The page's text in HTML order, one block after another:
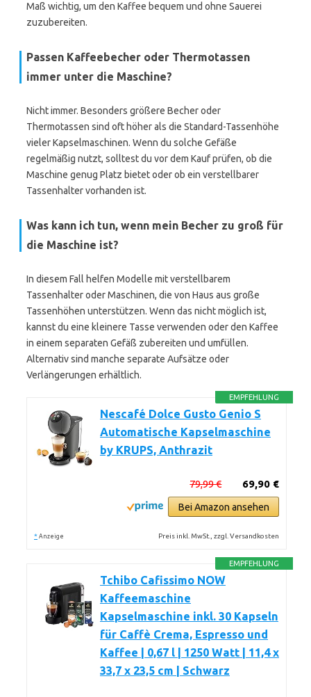
Maß wichtig, um den Kaffee bequem und ohne Sauerei
zuzubereiten.
Passen Kaffeebecher oder Thermotassen
immer unter die Maschine?
Nicht immer. Besonders größere Becher oder
Thermotassen sind oft höher als die Standard-Tassenhöhe
vieler Kapselmaschinen. Wenn du solche Gefäße
regelmäßig nutzt, solltest du vor dem Kauf prüfen, ob die
Maschine genug Platz bietet oder ob ein verstellbarer
Tassenhalter vorhanden ist.
Was kann ich tun, wenn mein Becher zu groß für
die Maschine ist?
In diesem Fall helfen Modelle mit verstellbarem
Tassenhalter oder Maschinen, die von Haus aus große
Tassenhöhen unterstützen. Wenn das nicht möglich ist,
kannst du eine kleinere Tasse verwenden oder den Kaffee
in einem separaten Gefäß zubereiten und umfüllen.
Alternativ sind manche separate Aufsätze oder
Verlängerungen erhältlich.
EMPFEHLUNG
Nescafé Dolce Gusto Genio S
Automatische Kapselmaschine
by KRUPS, Anthrazit
69,90 €
79,99 €
Bei Amazon ansehen
* Anzeige Preis inkl. MwSt., zzgl. Versandkosten
EMPFEHLUNG
Tchibo Cafissimo NOW
Kaffeemaschine
Kapselmaschine inkl. 30 Kapseln
für Caffè Crema, Espresso und
Kaffee | 0,67 l | 1250 Watt | 11,4 x
33,7 x 23,5 cm | Schwarz